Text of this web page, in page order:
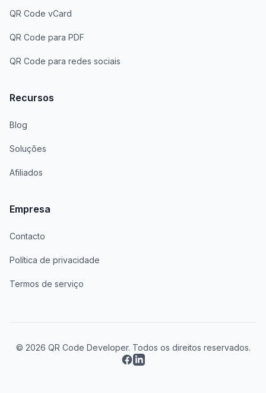
QR Code vCard
QR Code para PDF
QR Code para redes sociais
Recursos
Blog
Soluções
Afiliados
Empresa
Contacto
Política de privacidade
Termos de serviço
© 2026 QR Code Developer. Todos os direitos reservados.